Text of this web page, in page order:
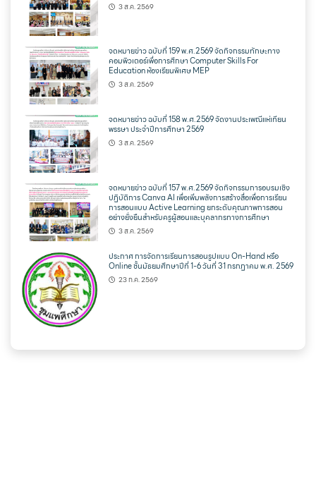
3 ส.ค. 2569
จดหมายข่าว ฉบับที่ 159 พ.ศ.2569 จัดกิจกรรมทักษะทาง
คอมพิวเตอร์เพื่อการศึกษา Computer Skills For
Education ห้องเรียนพิเศษ MEP
3 ส.ค. 2569
จดหมายข่าว ฉบับที่ 158 พ.ศ.2569 จัดงานประเพณีแห่เทียน
พรรษา ประจำปีการศึกษา 2569
3 ส.ค. 2569
จดหมายข่าว ฉบับที่ 157 พ.ศ.2569 จัดกิจกรรมการอบรมเชิง
ปฏิบัติการ Canva AI เพื่อเพิ่มพลังการสร้างสื่อเพื่อการเรียน
การสอนแบบ Active Learning ยกระดับคุณภาพการสอน
อย่างยั่งยืนสำหรับครูผู้สอนและบุคลากรทางการศึกษา
3 ส.ค. 2569
ประกาศ การจัดการเรียนการสอนรูปแบบ On-Hand หรือ
Online ชั้นมัธยมศึกษาปีที่ 1-6 วันที่ 31 กรกฏาคม พ.ศ. 2569
23 ก.ค. 2569